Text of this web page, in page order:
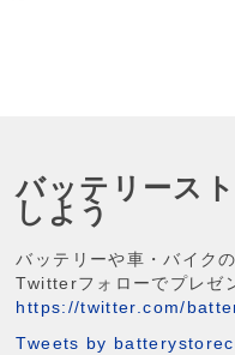
バッテリース
しよう
バッテリーや車・バイク
Twitterフォローでプレゼ
https://twitter.com/
Tweets by